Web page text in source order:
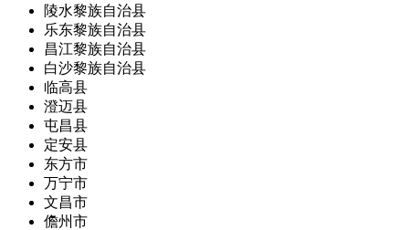
陵水黎族自治县
乐东黎族自治县
昌江黎族自治县
白沙黎族自治县
临高县
澄迈县
屯昌县
定安县
东方市
万宁市
文昌市
儋州市